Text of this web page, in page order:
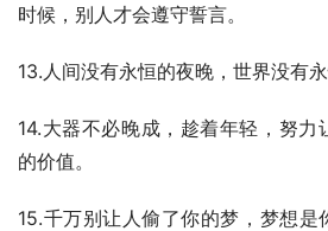
时候，别人才会遵守誓言。
13.人间没有永恒的夜晚，世界没有永
14.大器不必晚成，趁着年轻，努力
的价值。
15.千万别让人偷了你的梦，梦想是